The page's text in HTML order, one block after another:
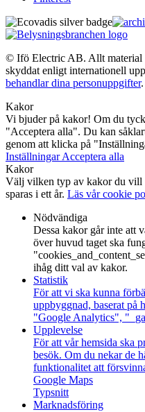
© Ifö Electric AB. Allt material
skyddat enligt internationell
behandlar dina personuppgifter.
Kakor
Vi bjuder på kakor! Om du
"Acceptera alla". Du kan
genom att klicka på
InställningarAcceptera alla
Kakor
Välj vilken typ av kakor du vill
sparas i ett år. Läs vår cookie
Nödvändiga
Dessa kakor går inte att
över huvud taget ska
ihåg ditt val av kakor.
Statistik
För att vi ska kunna
uppbyggnad, baserat på
"Google Analytics",
Upplevelse
För att vår hemsida ska
besök. Om du nekar de
funktionalitet att
Google Maps
Typsnitt
Marknadsföring